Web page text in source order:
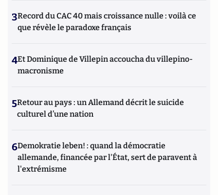
3Record du CAC 40 mais croissance nulle : voilà ce
que révèle le paradoxe français
4Et Dominique de Villepin accoucha du villepino-
macronisme
5Retour au pays : un Allemand décrit le suicide
culturel d’une nation
6Demokratie leben! : quand la démocratie
allemande, financée par l'État, sert de paravent à
l'extrémisme